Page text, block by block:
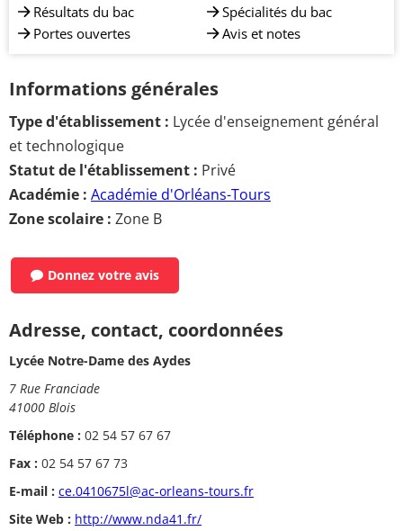
Résultats du bac
Portes ouvertes
Spécialités du bac
Avis et notes
Informations générales
Type d'établissement : Lycée d'enseignement général
et technologique
Statut de l'établissement : Privé
Académie : Académie d'Orléans-Tours
Zone scolaire : Zone B
Donnez votre avis
Adresse, contact, coordonnées
Lycée Notre-Dame des Aydes
7 Rue Franciade
41000 Blois
Téléphone : 02 54 57 67 67
Fax : 02 54 57 67 73
E-mail : ce.0410675l@ac-orleans-tours.fr
Site Web : http://www.nda41.fr/